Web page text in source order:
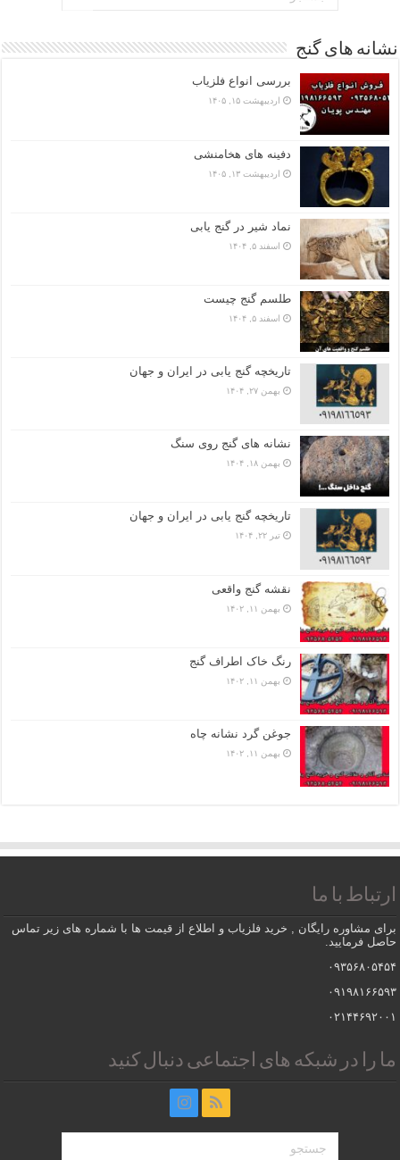
نشانه های گنج
بررسی انواع فلزیاب
اردیبهشت ۱۵, ۱۴۰۵
دفینه های هخامنشی
اردیبهشت ۱۳, ۱۴۰۵
نماد شیر در گنج یابی
اسفند ۵, ۱۴۰۴
طلسم گنج چیست
اسفند ۵, ۱۴۰۴
تاریخچه گنج‌ یابی در ایران و جهان
بهمن ۲۷, ۱۴۰۴
نشانه های گنج روی سنگ
بهمن ۱۸, ۱۴۰۴
تاریخچه گنج‌ یابی در ایران و جهان
تیر ۲۲, ۱۴۰۴
نقشه گنج واقعی
بهمن ۱۱, ۱۴۰۲
رنگ خاک اطراف گنج
بهمن ۱۱, ۱۴۰۲
جوغن گرد نشانه چاه
بهمن ۱۱, ۱۴۰۲
ارتباط با ما
برای مشاوره رایگان , خرید فلزیاب و اطلاع از قیمت ها با شماره های زیر تماس
حاصل فرمایید.
۰۹۳۵۶۸۰۵۴۵۴
۰۹۱۹۸۱۶۶۵۹۳
۰۲۱۴۴۶۹۲۰۰۱
ما را در شبکه های اجتماعی دنبال کنید